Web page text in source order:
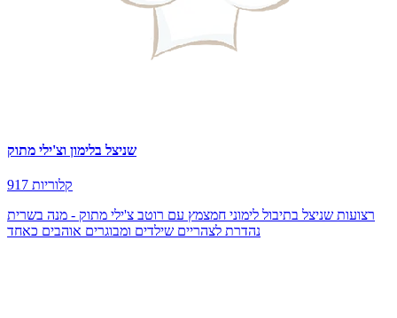
שניצל בלימון וצ'ילי מתוק
917 קלוריות
רצועות שניצל בתיבול לימוני חמצמץ עם רוטב צ'ילי מתוק - מנה בשרית
נהדרת לצהריים שילדים ומבוגרים אוהבים כאחד